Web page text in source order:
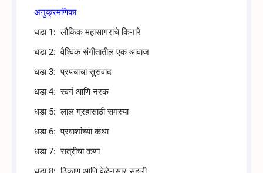
अनुक्रमणिका
धडा 1: लौकिक महासागराचे किनारे
धडा 2: वैश्विक संगीतातील एक आवाज
धडा 3: प्रपंचाचा सुसंवाद
धडा 4: स्वर्ग आणि नरक
धडा 5: लाल ग्रहासाठी समस्या
धडा 6: प्रवाशांच्या कथा
धडा 7: रात्रीचा कणा